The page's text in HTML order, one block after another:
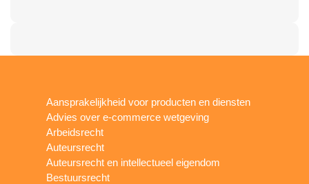
Aansprakelijkheid voor producten en diensten
Advies over e-commerce wetgeving
Arbeidsrecht
Auteursrecht
Auteursrecht en intellectueel eigendom
Bestuursrecht